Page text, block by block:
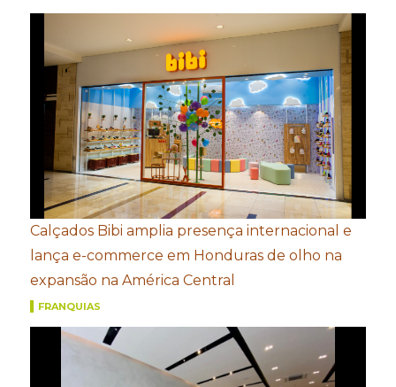
Calçados Bibi amplia presença internacional e
lança e-commerce em Honduras de olho na
expansão na América Central
FRANQUIAS